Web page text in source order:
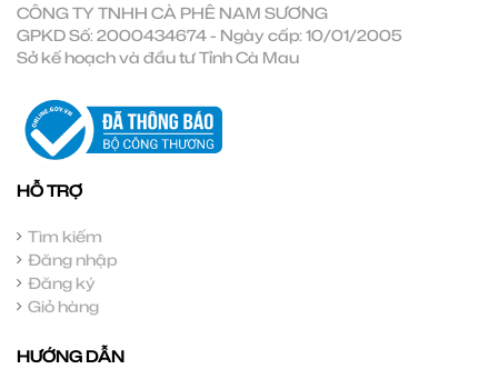
CÔNG TY TNHH CÀ PHÊ NAM SƯƠNG
GPKD Số: 2000434674 - Ngày cấp: 10/01/2005
Sở kế hoạch và đầu tư Tỉnh Cà Mau
HỖ TRỢ
Tìm kiếm
Đăng nhập
Đăng ký
Giỏ hàng
HƯỚNG DẪN